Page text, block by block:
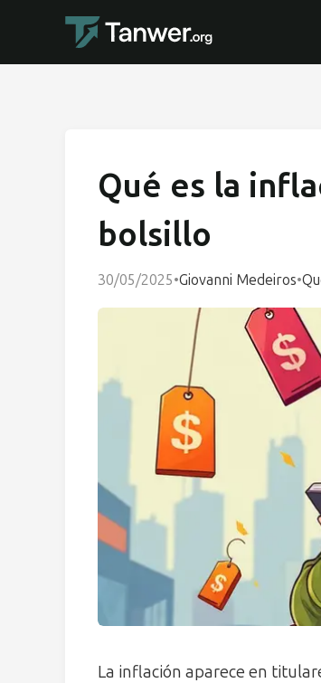
Qué es la
bolsillo
30/05/2025•Giovanni Medeiros•
La inflación aparece en